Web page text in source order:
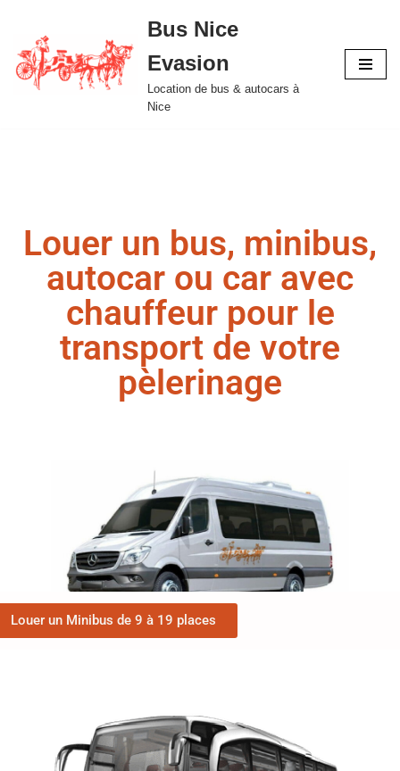
Aller
au
contenu
Bus Nice
Evasion
Location de bus & autocars à
Nice
Louer un bus, minibus,
autocar ou car avec
chauffeur pour le
transport de votre
pèlerinage
Louer un Minibus de 9 à 19 places